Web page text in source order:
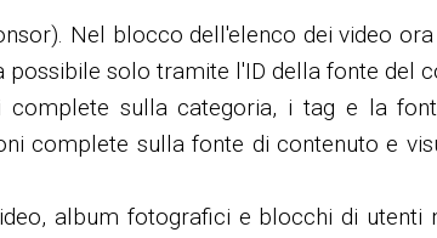
Nel blocco dell'elenco dei video
solo tramite l'ID della fonte del
sulla categoria, i tag e la
complete sulla fonte di contenuto e
album fotografici e blocchi di utenti